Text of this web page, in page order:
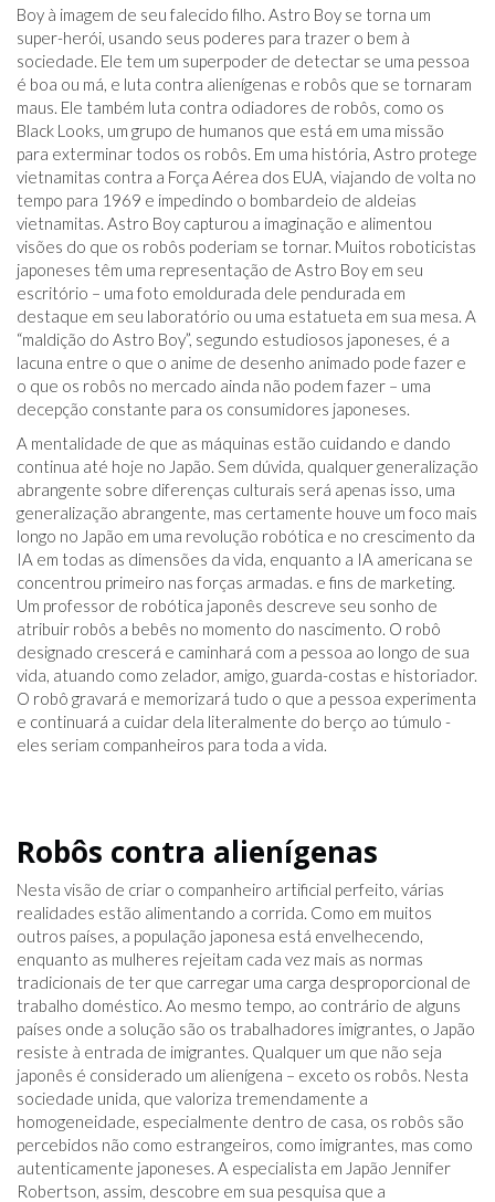
Boy à imagem de seu falecido filho. Astro Boy se torna um
super-herói, usando seus poderes para trazer o bem à
sociedade. Ele tem um superpoder de detectar se uma pessoa
é boa ou má, e luta contra alienígenas e robôs que se tornaram
maus. Ele também luta contra odiadores de robôs, como os
Black Looks, um grupo de humanos que está em uma missão
para exterminar todos os robôs. Em uma história, Astro protege
vietnamitas contra a Força Aérea dos EUA, viajando de volta no
tempo para 1969 e impedindo o bombardeio de aldeias
vietnamitas. Astro Boy capturou a imaginação e alimentou
visões do que os robôs poderiam se tornar. Muitos roboticistas
japoneses têm uma representação de Astro Boy em seu
escritório – uma foto emoldurada dele pendurada em
destaque em seu laboratório ou uma estatueta em sua mesa. A
“maldição do Astro Boy”, segundo estudiosos japoneses, é a
lacuna entre o que o anime de desenho animado pode fazer e
o que os robôs no mercado ainda não podem fazer – uma
decepção constante para os consumidores japoneses.
A mentalidade de que as máquinas estão cuidando e dando
continua até hoje no Japão. Sem dúvida, qualquer generalização
abrangente sobre diferenças culturais será apenas isso, uma
generalização abrangente, mas certamente houve um foco mais
longo no Japão em uma revolução robótica e no crescimento da
IA ​​em todas as dimensões da vida, enquanto a IA americana se
concentrou primeiro nas forças armadas. e fins de marketing.
Um professor de robótica japonês descreve seu sonho de
atribuir robôs a bebês no momento do nascimento. O robô
designado crescerá e caminhará com a pessoa ao longo de sua
vida, atuando como zelador, amigo, guarda-costas e historiador.
O robô gravará e memorizará tudo o que a pessoa experimenta
e continuará a cuidar dela literalmente do berço ao túmulo -
eles seriam companheiros para toda a vida.
Robôs contra alienígenas
Nesta visão de criar o companheiro artificial perfeito, várias
realidades estão alimentando a corrida. Como em muitos
outros países, a população japonesa está envelhecendo,
enquanto as mulheres rejeitam cada vez mais as normas
tradicionais de ter que carregar uma carga desproporcional de
trabalho doméstico. Ao mesmo tempo, ao contrário de alguns
países onde a solução são os trabalhadores imigrantes, o Japão
resiste à entrada de imigrantes. Qualquer um que não seja
japonês é considerado um alienígena – exceto os robôs. Nesta
sociedade unida, que valoriza tremendamente a
homogeneidade, especialmente dentro de casa, os robôs são
percebidos não como estrangeiros, como imigrantes, mas como
autenticamente japoneses. A especialista em Japão Jennifer
Robertson, assim, descobre em sua pesquisa que a